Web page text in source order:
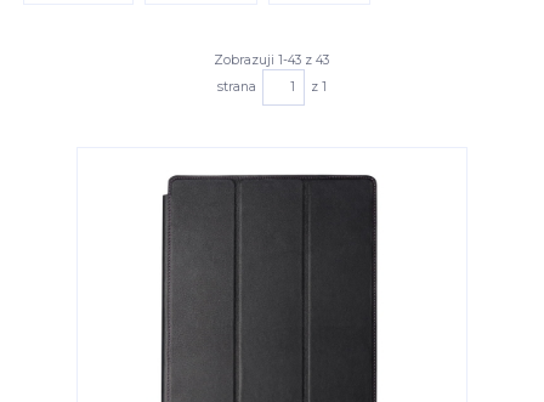
Zobrazuji 1-43 z 43
strana
z 1